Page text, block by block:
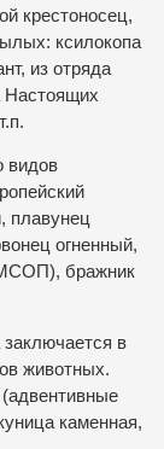
крестоносец,
ксилокопа
из отряда
Настоящих
видов
плавунец
огненный,
МСОП), бражник
заключается в
животных.
каменная,